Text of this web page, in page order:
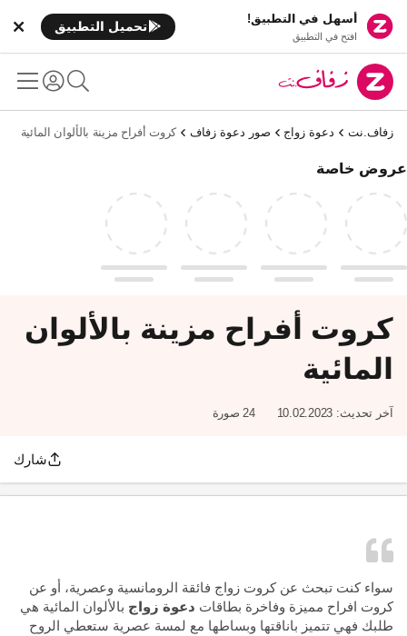
أسهل في التطبيق!
افتح في التطبيق
تحميل التطبيق
زفاف.نت دعوة زواج صور دعوة زفاف كروت أفراح مزينة بالألوان المائية
عروض خاصة
كروت أفراح مزينة بالألوان
المائية
آخر تحديث: 24 صورة
شارك
سواء كنت تبحث عن كروت زواج فائقة الرومانسية وعصرية، أو عن
كروت افراح مميزة وفاخرة بطاقات دعوة زواج بالألوان المائية هي
طلبك فهي تتميز باناقتها وبساطها مع لمسة عصرية ستعطي الروح